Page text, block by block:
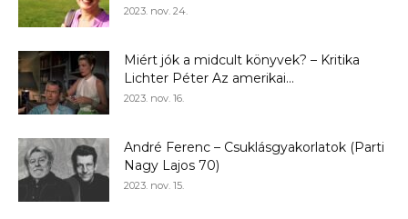
2023. nov. 24.
Miért jók a midcult könyvek? – Kritika
Lichter Péter Az amerikai...
2023. nov. 16.
André Ferenc – Csuklásgyakorlatok (Parti
Nagy Lajos 70)
2023. nov. 15.